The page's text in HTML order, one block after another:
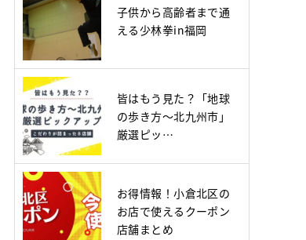
子供から高齢者まで通
える少林拳in福岡
皆はもう見た？「地球
の歩き方～北九州市」
厳選ピッ…
お得情報！小倉北区の
お店で使えるクーポン
店舗まとめ